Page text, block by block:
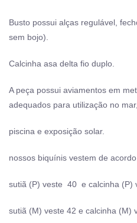
Busto possui alças regulável,
sem bojo).
Calcinha asa delta fio duplo.
A peça possui aviamentos em
adequados para utilização no mar,
piscina e exposição solar.
nossos biquínis vestem de
sutiã (P) veste 40 e calcinha (P)
sutiã (M) veste 42 e calcinha (M)